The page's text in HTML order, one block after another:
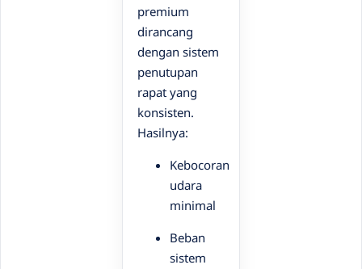
premium
dirancang
dengan sistem
penutupan
rapat yang
konsisten.
Hasilnya:
Kebocoran
udara
minimal
Beban
sistem